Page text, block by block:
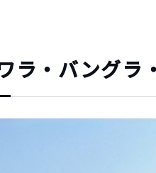
ラ・バングラ